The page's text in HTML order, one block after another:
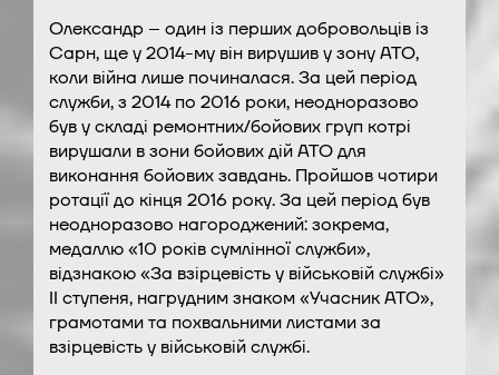
Олександр – один із перших добровольців із
Сарн, ще у 2014-му він вирушив у зону АТО,
коли війна лише починалася. За цей період
служби, з 2014 по 2016 роки, неодноразово
був у складі ремонтних/бойових груп котрі
вирушали в зони бойових дій АТО для
виконання бойових завдань. Пройшов чотири
ротації до кінця 2016 року. За цей період був
неодноразово нагороджений: зокрема,
медаллю «10 років сумлінної служби»,
відзнакою «За взірцевість у військовій службі»
ІІ ступеня, нагрудним знаком «Учасник АТО»,
грамотами та похвальними листами за
взірцевість у військовій службі.